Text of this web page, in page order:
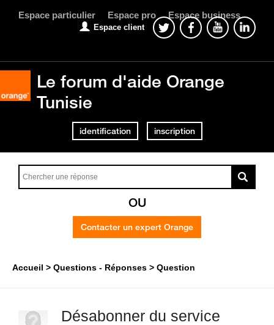
Espace particulier Espace pro Espace business
Espace client
Le forum d'aide Orange
Tunisie
identification inscription
OU
Contacter un expert Orange
Accueil Questions - Réponses Question
Désabonner du service